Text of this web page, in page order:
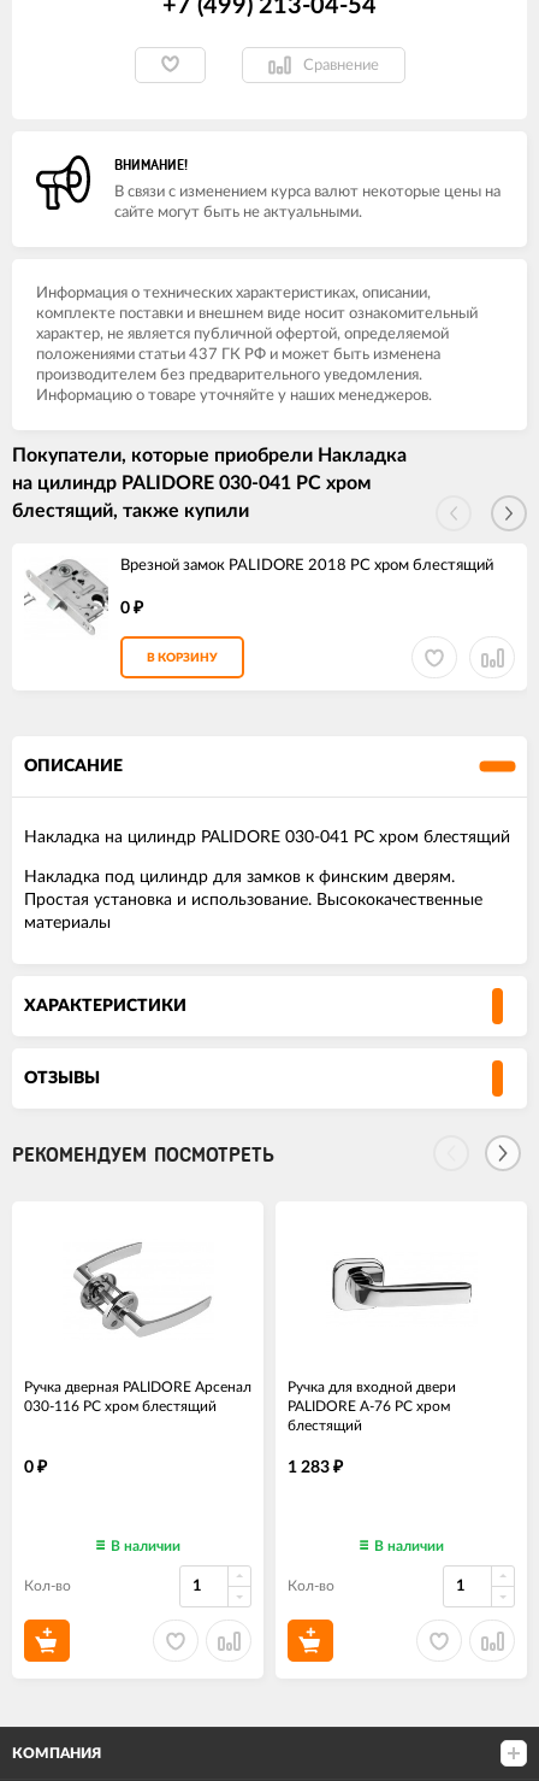
+7 (499) 213-04-54​
Сравнение
ВНИМАНИЕ!
В связи с изменением курса валют некоторые цены на
сайте могут быть не актуальными.
Информация о технических характеристиках, описании,
комплекте поставки и внешнем виде носит ознакомительный
характер, не является публичной офертой, определяемой
положениями статьи 437 ГК РФ и может быть изменена
производителем без предварительного уведомления.
Информацию о товаре уточняйте у наших менеджеров.
Покупатели, которые приобрели Накладка
на цилиндр PALIDORE 030-041 PC хром
блестящий, также купили
Врезной замок PALIDORE 2018 PC хром блестящий
0 ₽
В КОРЗИНУ
ОПИСАНИЕ
Накладка на цилиндр PALIDORE 030-041 PC хром блестящий
Накладка под цилиндр для замков к финским дверям.
Простая установка и использование. Высококачественные
материалы
ХАРАКТЕРИСТИКИ
ОТЗЫВЫ
РЕКОМЕНДУЕМ ПОСМОТРЕТЬ
Ручка дверная PALIDORE Арсенал
030-116 PC хром блестящий
0 ₽
В наличии
Кол-во
Ручка для входной двери
PALIDORE A-76 PC хром
блестящий
1 283 ₽
В наличии
Кол-во
КОМПАНИЯ